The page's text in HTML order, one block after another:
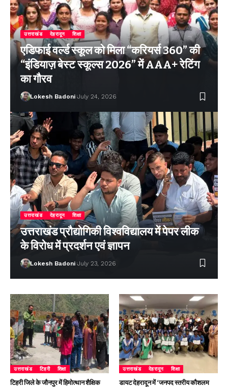
उत्तराखंड देहरादून शिक्षा
एडिफाई वर्ल्ड स्कूल को मिला “करियर्स 360” की
“इंडियाज़ बेस्ट स्कूल्स 2026” में AAA+ रेटिंग
का गौरव
Lokesh Badoni July 24, 2026
उत्तराखंड देहरादून शिक्षा
उत्तराखंड प्रौद्योगिकी विश्वविद्यालय में पेपर लीक
के विरोध में प्रदर्शन एवं ज्ञापन
Lokesh Badoni July 23, 2026
उत्तराखंड टिहरी शिक्षा
टिहरी जिले के जौनपुर में हिमोत्थान शैक्षिक
उत्तराखंड देहरादून शिक्षा
डायट देहरादून में ‘जनपद स्तरीय कौशलम